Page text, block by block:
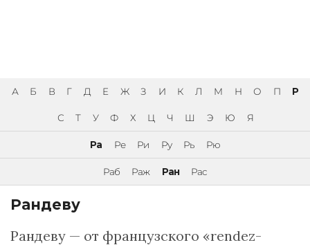
А Б В Г Д Е Ж З И К Л М Н О П Р
С Т У Ф Х Ц Ч Ш Э Ю Я
Ра Ре Ри Ру Рь Рю
Раб Раж Ран Рас
Рандеву
Рандеву — от французского «rendez-